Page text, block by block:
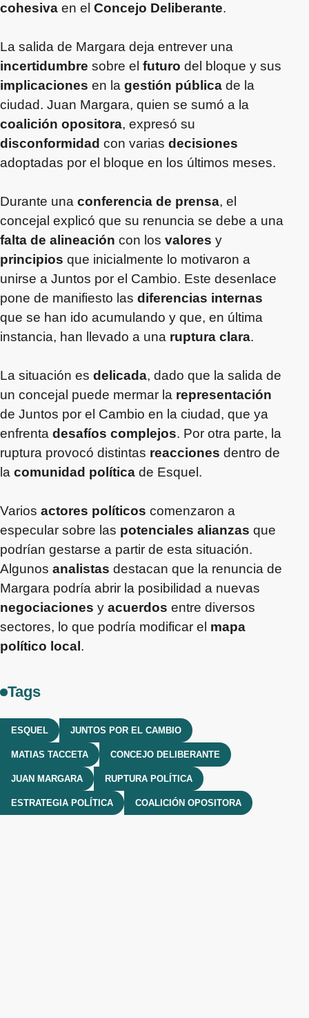
cohesiva en el Concejo Deliberante.
La salida de Margara deja entrever una
incertidumbre sobre el futuro del bloque y sus
implicaciones en la gestión pública de la
ciudad. Juan Margara, quien se sumó a la
coalición opositora, expresó su
disconformidad con varias decisiones
adoptadas por el bloque en los últimos meses.
Durante una conferencia de prensa, el
concejal explicó que su renuncia se debe a una
falta de alineación con los valores y
principios que inicialmente lo motivaron a
unirse a Juntos por el Cambio. Este desenlace
pone de manifiesto las diferencias internas
que se han ido acumulando y que, en última
instancia, han llevado a una ruptura clara.
La situación es delicada, dado que la salida de
un concejal puede mermar la representación
de Juntos por el Cambio en la ciudad, que ya
enfrenta desafíos complejos. Por otra parte, la
ruptura provocó distintas reacciones dentro de
la comunidad política de Esquel.
Varios actores políticos comenzaron a
especular sobre las potenciales alianzas que
podrían gestarse a partir de esta situación.
Algunos analistas destacan que la renuncia de
Margara podría abrir la posibilidad a nuevas
negociaciones y acuerdos entre diversos
sectores, lo que podría modificar el mapa
político local .
Tags
ESQUEL JUNTOS POR EL CAMBIO
MATIAS TACCETA CONCEJO DELIBERANTE
JUAN MARGARA RUPTURA POLÍTICA
ESTRATEGIA POLÍTICA COALICIÓN OPOSITORA